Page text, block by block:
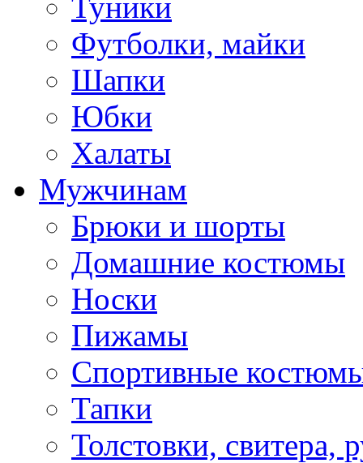
Футболки, майки
Шапки
Юбки
Халаты
Мужчинам
Брюки и шорты
Домашние костюмы
Носки
Пижамы
Спортивные
Тапки
Толстовки, свитера,